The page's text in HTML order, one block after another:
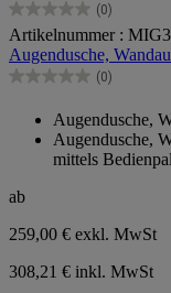
(0)
0.0
von
5
Sternen.
Artikelnummer :
Augendusche,
(0)
0.0
Sternen.
Augendusche,
Augendusche,
mittels
ab
259,00 € exkl. MwSt
308,21 € inkl. MwSt